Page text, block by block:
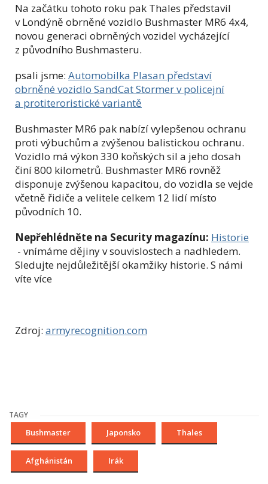
Na začátku tohoto roku pak Thales představil
v Londýně obrněné vozidlo Bushmaster MR6 4x4,
novou generaci obrněných vozidel vycházející
z původního Bushmasteru.
psali jsme: Automobilka Plasan představí
obrněné vozidlo SandCat Stormer v policejní
a protiteroristické variantě
Bushmaster MR6 pak nabízí vylepšenou ochranu
proti výbuchům a zvýšenou balistickou ochranu.
Vozidlo má výkon 330 koňských sil a jeho dosah
činí 800 kilometrů. Bushmaster MR6 rovněž
disponuje zvýšenou kapacitou, do vozidla se vejde
včetně řidiče a velitele celkem 12 lidí místo
původních 10.
Nepřehlédněte na Security magazínu: Historie
- vnímáme dějiny v souvislostech a nadhledem.
Sledujte nejdůležitější okamžiky historie. S námi
víte více
Zdroj: armyrecognition.com
TAGY
Bushmaster Japonsko Thales
Afghánistán Irák